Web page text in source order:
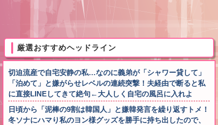
厳選おすすめヘッドライン
切迫流産で自宅安静の私…なのに義弟が「シャワー貸して」
「泊めて」と嫌がらせレベルの連続突撃！夫経由で断ると私
に直接LINEしてきて絶句←大人しく自宅の風呂に入れよ
日頃から「泥棒の9割は韓国人」と嫌韓発言を繰り返すトメ！
冬ソナにハマり私のヨン様グッズを勝手に持ち出したので、